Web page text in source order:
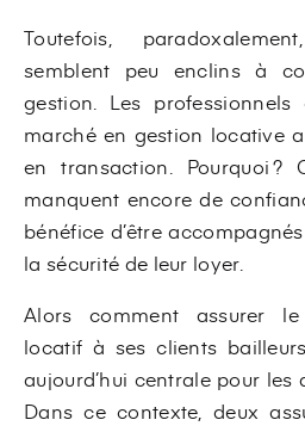
Toutefois,
semblent peu enclins à
gestion. Les
marché en gestion locative
en transaction. Pourquoi ?
manquent encore de
bénéfice d’être
la sécurité de leur loyer.
Alors comment assurer
locatif à ses clients
aujourd’hui centrale pour les
Dans ce contexte, deux